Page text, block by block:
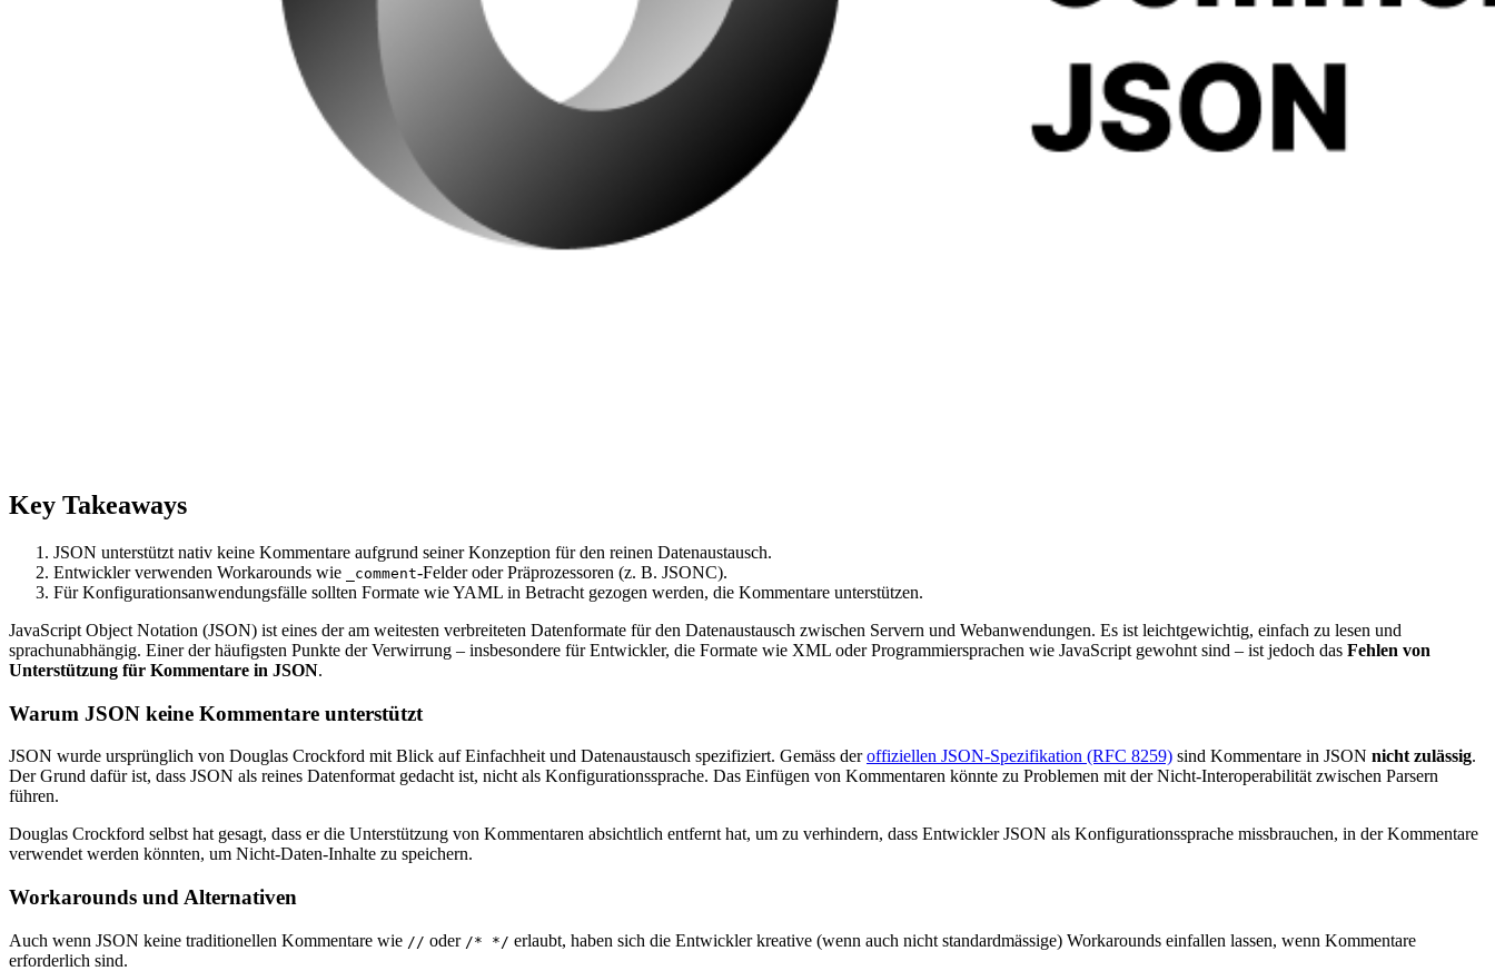
Key Takeaways
JSON unterstützt nativ keine Kommentare aufgrund seiner Konzeption für den reinen Datenaustausch.
Entwickler verwenden Workarounds wie
_comment-Felder oder Präprozessoren (z. B. JSONC).
Für Konfigurationsanwendungsfälle sollten Formate wie YAML in Betracht gezogen werden, die Kommentare unterstützen.
JavaScript Object Notation (JSON) ist eines der am weitesten verbreiteten Datenformate für den Datenaustausch zwischen Servern und Webanwendungen. Es ist leichtgewichtig, einfach zu lesen und
sprachunabhängig. Einer der häufigsten Punkte der Verwirrung – insbesondere für Entwickler, die Formate wie XML oder Programmiersprachen wie JavaScript gewohnt sind – ist jedoch das Fehlen von
Unterstützung für Kommentare in JSON.
Warum JSON keine Kommentare unterstützt
JSON wurde ursprünglich von Douglas Crockford mit Blick auf Einfachheit und Datenaustausch spezifiziert. Gemäss deroffiziellen JSON-Spezifikation (RFC 8259) sind Kommentare in JSON nicht zulässig.
Der Grund dafür ist, dass JSON als reines Datenformat gedacht ist, nicht als Konfigurationssprache. Das Einfügen von Kommentaren könnte zu Problemen mit der Nicht-Interoperabilität zwischen Parsern
führen.
Douglas Crockford selbst hat gesagt, dass er die Unterstützung von Kommentaren absichtlich entfernt hat, um zu verhindern, dass Entwickler JSON als Konfigurationssprache missbrauchen, in der Kommentare
verwendet werden könnten, um Nicht-Daten-Inhalte zu speichern.
Workarounds und Alternativen
Auch wenn JSON keine traditionellen Kommentare wie // oder /* */ erlaubt, haben sich die Entwickler kreative (wenn auch nicht standardmässige) Workarounds einfallen lassen, wenn Kommentare
erforderlich sind.